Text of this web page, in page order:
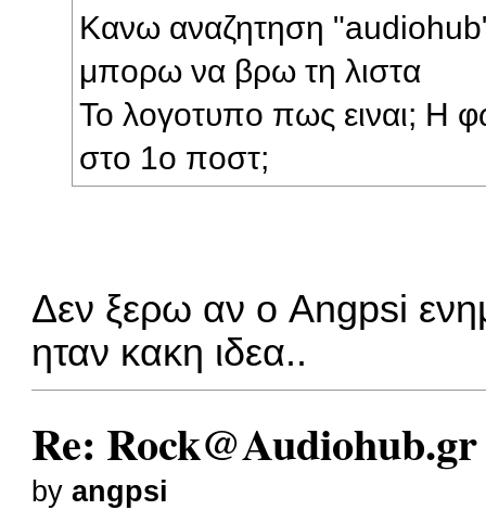
Κανω αναζητηση
μπορω να βρω τη λιστα
To λογοτυπο πως ειναι; Η
στο 1ο ποστ;
Δεν ξερω αν ο Angpsi
ηταν κακη ιδεα..
Re: Rock@Audiohub.gr
byangpsi